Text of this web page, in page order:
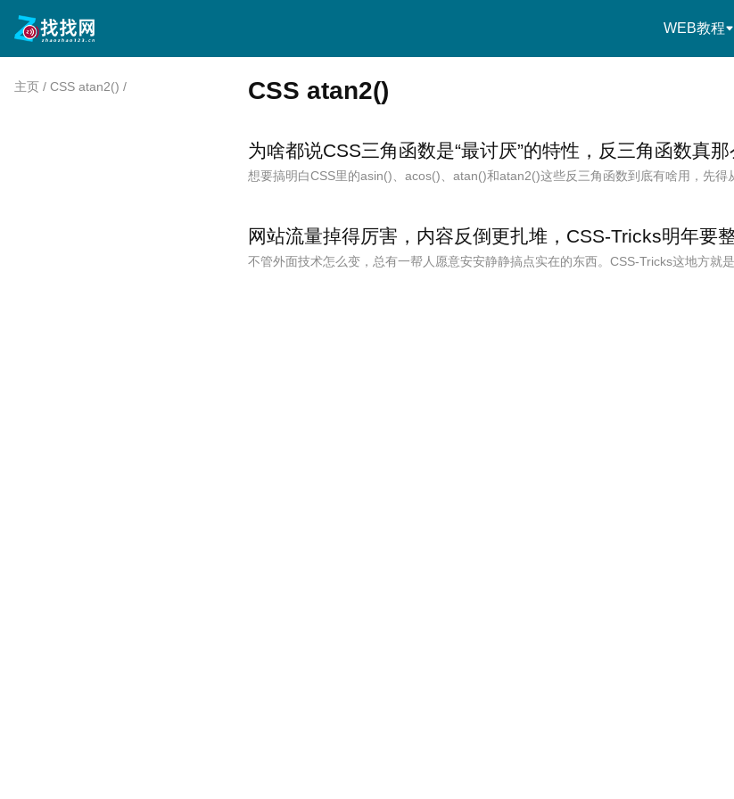
WEB教程
主页 / CSS atan2() / CSS atan2()
为啥都说CSS三角函数是“最讨厌”的特性，反三角函数真那
想要搞明白CSS里的asin()、acos()、atan()和atan2()这些反三角函数到底有啥用，先得
网站流量掉得厉害，内容反倒更扎堆，CSS-Tricks明年要
不管外面技术怎么变，总有一帮人愿意安安静静搞点实在的东西。CSS-Tricks这地方就